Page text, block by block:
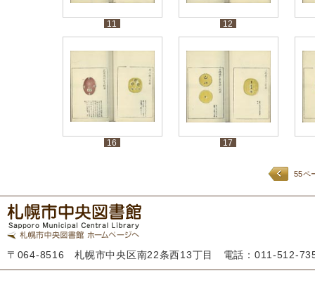
11 12
16 17
55ペ
〒064-8516 札幌市中央区南22条西13丁目 電話：011-512-